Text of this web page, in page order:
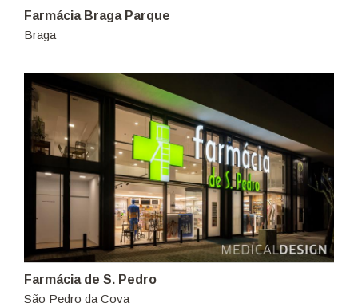
Farmácia Braga Parque
Braga
Farmácia de S. Pedro
São Pedro da Cova